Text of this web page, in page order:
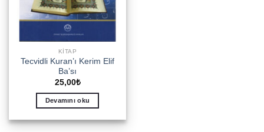
KITAP
Tecvidli Kuran’ı Kerim Elif
Ba’sı
25,00₺
Devamını oku